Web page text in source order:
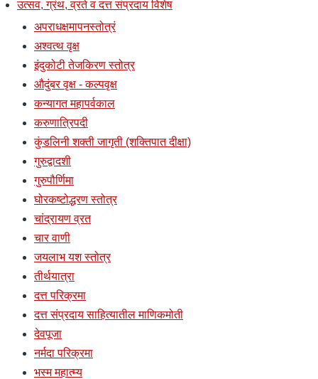
उत्सव, ग्रंथ, व्रते व दत्त संप्रदाय विशेष
अपराधक्षमापनस्तोत्रं
अश्वत्थ वृक्ष
इंदुकोटी तेजकिरण स्तोत्र
औदुंबर वृक्ष - कल्पवृक्ष
कन्यागत महापर्वकाल
करुणात्रिपदी
कुंडलिनी शक्ती जागृती (शक्तिपात दीक्षा)
गुरुद्वादशी
गुरुपौर्णिमा
घोरकष्टोद्धरण स्तोत्र
चांद्रायण व्रत
चार वाणी
जयलाभ यश स्तोत्र
तीर्थयात्रा
दत्त परिक्रमा
दत्त संप्रदाय साहित्यातील माणिकमोती
देवपूजा
नर्मदा परिक्रमा
भस्म महात्म्य